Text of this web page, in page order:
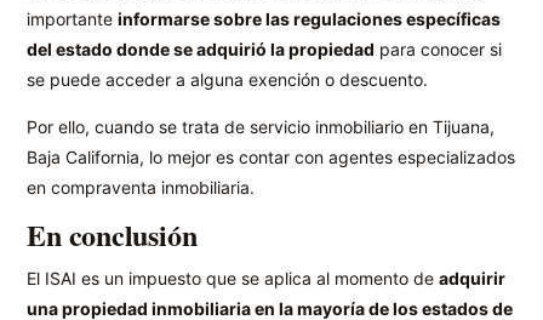
importanteinformarse sobre las regulaciones específicas
del estado donde se adquirió la propiedad para conocer si
se puede acceder a alguna exención o descuento.
Por ello, cuando se trata de servicio inmobiliario en Tijuana,
Baja California, lo mejor es contar con agentes especializados
en compraventa inmobiliaria.
En conclusión
El ISAI es un impuesto que se aplica al momento deadquirir
una propiedad inmobiliaria en la mayoría de los estados de